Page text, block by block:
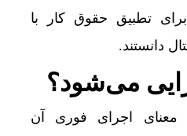
تطبیق حقوق کار با
دانستند.
می‌شود؟
معنای اجرای فوری آن